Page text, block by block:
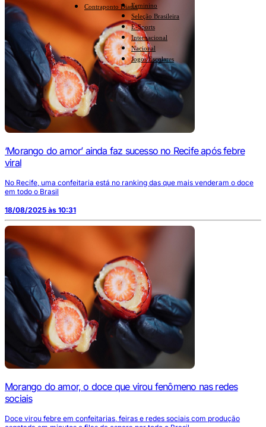
Feminino
Seleção Brasileira
E-Sports
Internacional
Nacional
Jogos Escolares
Contraponto Diario
‘Morango do amor’ ainda faz sucesso no Recife após febre
viral
No Recife, uma confeitaria está no ranking das que mais venderam o doce
em todo o Brasil
18/08/2025 às 10:31
Morango do amor, o doce que virou fenômeno nas redes
sociais
Doce virou febre em confeitarias, feiras e redes sociais com produção